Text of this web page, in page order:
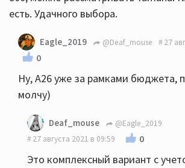
есть. Удачного выбора.
Eagle_2019 @Deaf_mouse 27
0
Ну, А26 уже за рамками бюджета,
молчу)
Deaf_mouse
@Eagle_2019
27 августа 2021 в 09:59
0
Это комплексный вариант с